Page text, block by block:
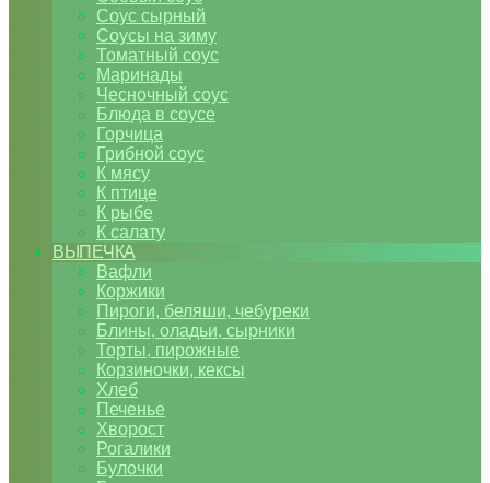
Соус сырный
Соусы на зиму
Томатный соус
Маринады
Чесночный соус
Блюда в соусе
Горчица
Грибной соус
К мясу
К птице
К рыбе
К салату
ВЫПЕЧКА
Вафли
Коржики
Пироги, беляши, чебуреки
Блины, оладьи, сырники
Торты, пирожные
Корзиночки, кексы
Хлеб
Печенье
Хворост
Рогалики
Булочки